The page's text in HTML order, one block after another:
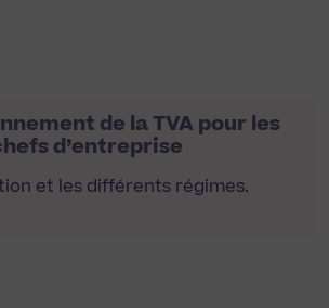
de la TVA pour les
d’entreprise
et les différents régimes.